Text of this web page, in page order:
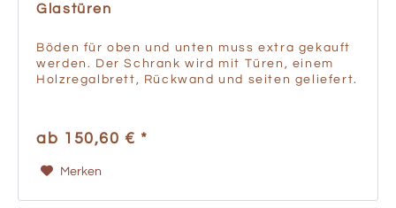
Glastüren
Böden für oben und unten muss extra gekauft
werden. Der Schrank wird mit Türen, einem
Holzregalbrett, Rückwand und seiten geliefert.
ab 150,60 € *
Merken